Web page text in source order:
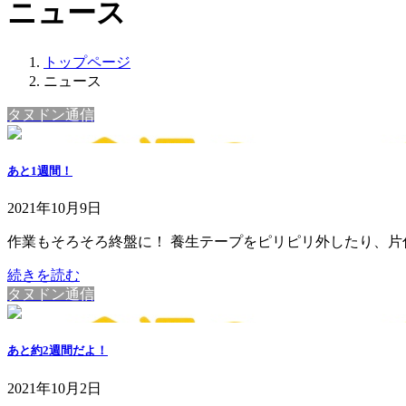
ニュース
トップページ
ニュース
タヌドン通信
あと1週間！
2021年10月9日
作業もそろそろ終盤に！ 養生テープをピリピリ外したり、
続きを読む
タヌドン通信
あと約2週間だよ！
2021年10月2日